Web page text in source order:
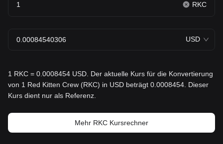
RKC
USD
1 RKC = 0.0008454 USD. Der aktuelle Kurs für die Konvertierung
von 1 Red Kitten Crew (RKC) in USD beträgt 0.0008454. Dieser
Kurs dient nur als Referenz.
Mehr RKC Kursrechner